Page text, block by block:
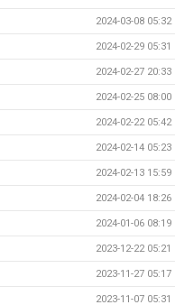
2024-03-08 05:32
2024-02-29 05:31
2024-02-27 20:33
2024-02-25 08:00
2024-02-22 05:42
2024-02-14 05:23
2024-02-13 15:59
2024-02-04 18:26
2024-01-06 08:19
2023-12-22 05:21
2023-11-27 05:17
2023-11-07 05:31